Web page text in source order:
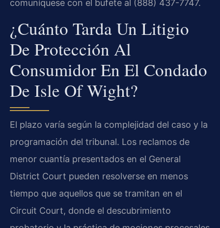
comuníquese con el bufete al (888) 437-7747.
¿Cuánto Tarda Un Litigio
De Protección Al
Consumidor En El Condado
De Isle Of Wight?
El plazo varía según la complejidad del caso y la
programación del tribunal. Los reclamos de
menor cuantía presentados en el General
District Court pueden resolverse en menos
tiempo que aquellos que se tramitan en el
Circuit Court, donde el descubrimiento